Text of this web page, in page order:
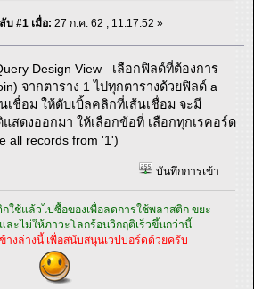
บ #1 เมื่อ: 27 ก.ค. 62 , 11:17:52 »
Design View เลือกฟิลด์ที่ต้องการ
จากตาราง 1 ไปทุกตารางด้วยฟิลด์ a
ชื่อม ให้ดับเบิ้ลคลิกที่เส้นเชื่อม จะมี
ดงออกมา ให้เลือกข้อที่ เลือกทุกเรคอร์ด
all records from '1')
บันทึกการเข้า
ใช้แล้วไปซื้อของเพื่อลดการใช้พลาสติก ขยะ
ละไม่ให้ภาวะโลกร้อนวิกฤติเร็วขึ้นกว่านี้
งล่างนี้ เพื่อสนับสนุนเวปบอร์ดด้วยครับ